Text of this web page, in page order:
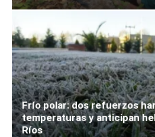
Frío polar: dos refuerzos
temperaturas y anticipan
Ríos